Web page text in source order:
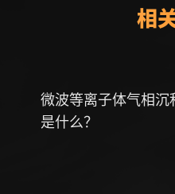
相
微波等离子体气相沉
是什么？